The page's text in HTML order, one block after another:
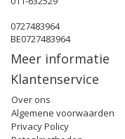
0727483964
BE0727483964
Meer informatie
Klantenservice
Over ons
Algemene voorwaarden
Privacy Policy